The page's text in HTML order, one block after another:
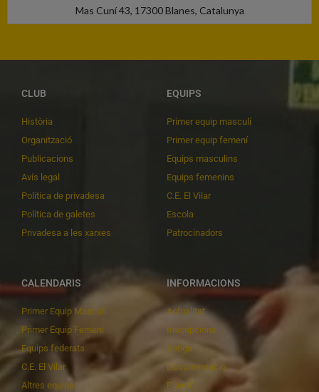
Mas Cuní 43, 17300 Blanes, Catalunya
CLUB
Història
Organització
Publicacions
Avís legal
Política de privadesa
Política de galetes
Privadesa a les xarxes
EQUIPS
Primer equip masculí
Primer equip femení
Equips masculins
Equips femenins
C.E. El Vilar
Escola
Patrocinadors
CALENDARIS
Primer Equip Masculí
Primer Equip Femení
Equips federats
C.E. El Vilar
Altres equips
INFORMACIONS
Actualitat
Inscripcions
Botiga
Documentació
Playoff